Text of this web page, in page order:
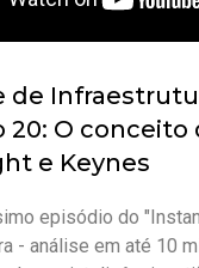
de
20: O conceito
e Keynes
episódio do
- análise em até 10